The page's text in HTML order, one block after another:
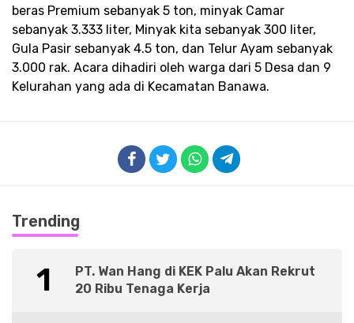
beras Premium sebanyak 5 ton, minyak Camar
sebanyak 3.333 liter, Minyak kita sebanyak 300 liter,
Gula Pasir sebanyak 4.5 ton, dan Telur Ayam sebanyak
3.000 rak. Acara dihadiri oleh warga dari 5 Desa dan 9
Kelurahan yang ada di Kecamatan Banawa.
Trending
1
PT. Wan Hang di KEK Palu Akan Rekrut
20 Ribu Tenaga Kerja